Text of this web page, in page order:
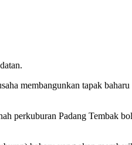
membangunkan tapak baharu
perkuburan Padang Tembak